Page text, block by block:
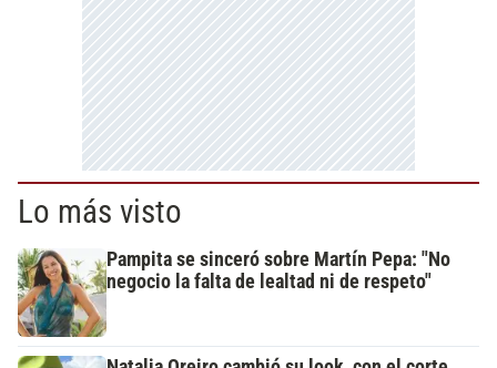
Lo más visto
Pampita se sinceró sobre Martín Pepa: "No
negocio la falta de lealtad ni de respeto"